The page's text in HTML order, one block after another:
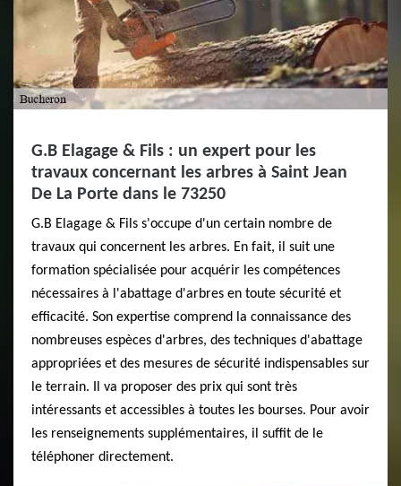
G.B Elagage & Fils : un expert pour les
travaux concernant les arbres à Saint Jean
De La Porte dans le 73250
G.B Elagage & Fils s'occupe d'un certain nombre de
travaux qui concernent les arbres. En fait, il suit une
formation spécialisée pour acquérir les compétences
nécessaires à l'abattage d'arbres en toute sécurité et
efficacité. Son expertise comprend la connaissance des
nombreuses espèces d'arbres, des techniques d'abattage
appropriées et des mesures de sécurité indispensables sur
le terrain. Il va proposer des prix qui sont très
intéressants et accessibles à toutes les bourses. Pour avoir
les renseignements supplémentaires, il suffit de le
téléphoner directement.